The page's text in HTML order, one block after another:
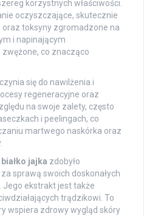
korzystnych właściwości.
oczyszczające, skutecznie
toksyny zgromadzone na
i napinającym
co znacząco
się do nawilżenia i
regeneracyjne oraz
na swoje zalety, często
i peelingach, co
martwego naskórka oraz
białko jajka zdobyło
sprawą swoich doskonałych
Jego ekstrakt jest także
trądzikowi. To
wspiera zdrowy wygląd skóry